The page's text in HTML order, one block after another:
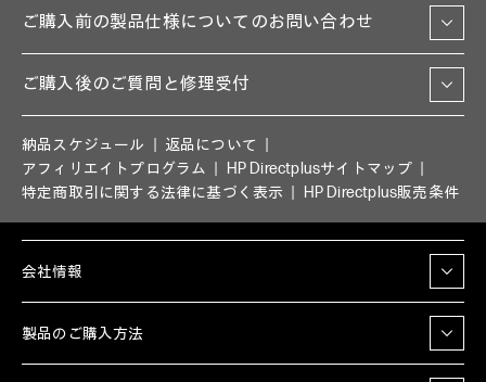
ご購入前の製品仕様についてのお問い合わせ
ご購入後のご質問と修理受付
納品スケジュール
返品について
アフィリエイトプログラム
HP Directplusサイトマップ
特定商取引に関する法律に基づく表示
HP Directplus販売条件
会社情報
製品のご購入方法